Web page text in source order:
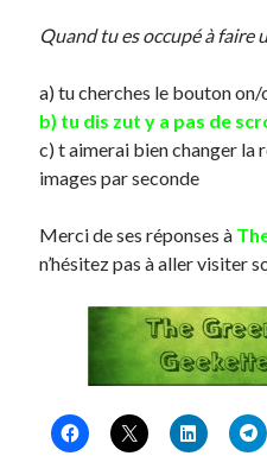
Quand tu es occupé à faire
a) tu cherches le bouton
b) tu dis zut y a pas de
c) t aimerai bien changer la
images par seconde
Merci de ses réponses à
n’hésitez pas à aller visiter